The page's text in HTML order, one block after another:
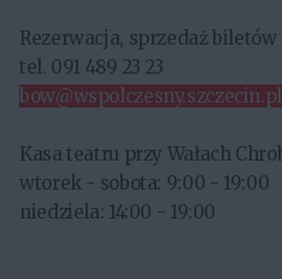
Rezerwacja, sprzedaż
tel. 091 489 23 23
bow@wspolczesny.szczecin.pl
Kasa teatru przy Wałach
wtorek - sobota: 9:00 - 19:00
niedziela: 14:00 - 19:00